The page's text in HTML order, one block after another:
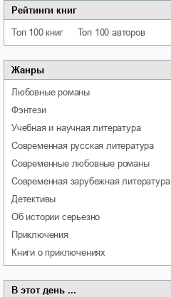
Рейтинги книг
Топ 100 книг Топ 100 авторов
Жанры
любовные романы
фэнтези
учебная и научная литература
современная русская литература
современные любовные романы
современная зарубежная литература
детективы
об истории серьезно
приключения
книги о приключениях
В этот день ...